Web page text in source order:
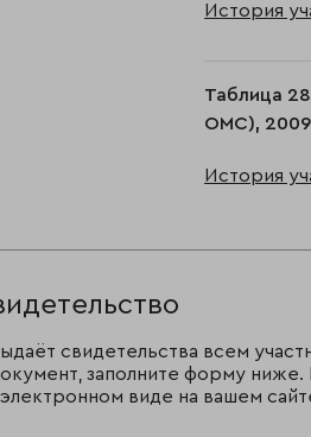
История
Таблица
ОМС), 2009
История
свидетельства всем
заполните форму
виде на вашем